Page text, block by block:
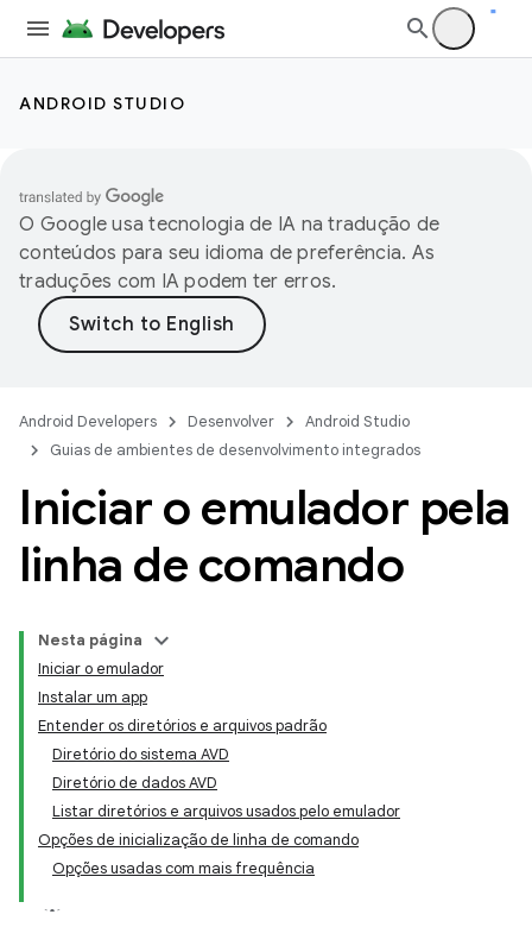
ANDROID STUDIO
O Google usa tecnologia de IA na tradução de
conteúdos para seu idioma de preferência. As
traduções com IA podem ter erros.
Android Developers Desenvolver
Android Studio
Guias de ambientes de desenvolvimento integrados
Iniciar o emulador pela
linha de comando
Nesta página
Iniciar o emulador
Instalar um app
Entender os diretórios e arquivos padrão
Diretório do sistema AVD
Diretório de dados AVD
Listar diretórios e arquivos usados pelo emulador
Opções de inicialização de linha de comando
Opções usadas com mais frequência